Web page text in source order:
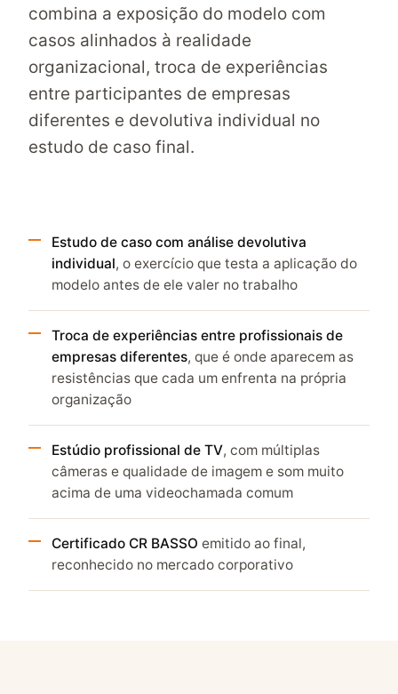
combina a exposição do modelo com
casos alinhados à realidade
organizacional, troca de experiências
entre participantes de empresas
diferentes e devolutiva individual no
estudo de caso final.
Estudo de caso com análise devolutiva
individual, o exercício que testa a aplicação do
modelo antes de ele valer no trabalho
Troca de experiências entre profissionais de
empresas diferentes, que é onde aparecem as
resistências que cada um enfrenta na própria
organização
Estúdio profissional de TV, com múltiplas
câmeras e qualidade de imagem e som muito
acima de uma videochamada comum
Certificado CR BASSO emitido ao final,
reconhecido no mercado corporativo